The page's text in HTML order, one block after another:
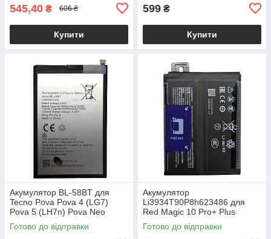
545,40 ₴ 606 ₴
Купити
599 ₴
Купити
Акумулятор BL-58BT для
Tecno Pova Pova 4 (LG7)
Pova 5 (LH7n) Pova Neo
Готово до відправки
Акумулятор
Li3934T90P8h623486 для
Red Magic 10 Pro+ Plus
Готово до відправки